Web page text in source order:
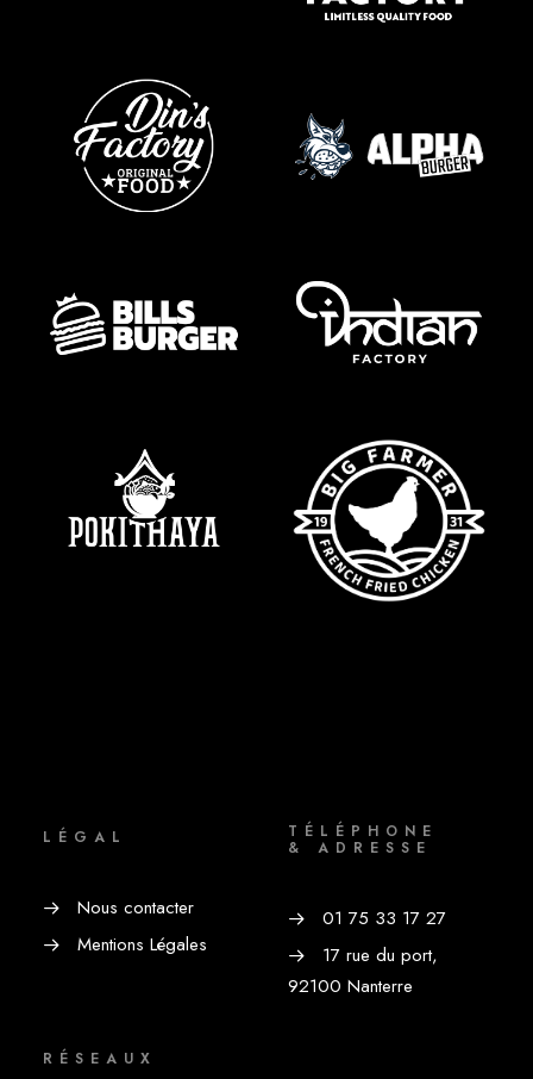
LÉGAL
Nous contacter
Mentions Légales
TÉLÉPHONE
& ADRESSE
01 75 33 17 27
17 rue du port,
92100 Nanterre
RÉSEAUX